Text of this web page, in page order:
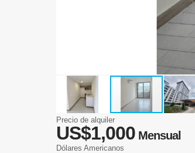
Precio de alquiler
US$1,000 Mensual
Dólares Americanos